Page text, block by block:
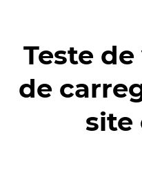
Teste
de
site